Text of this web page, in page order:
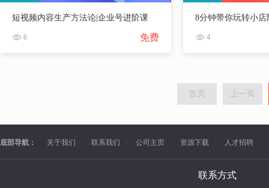
短视频内容生产方法论|企业号进阶课
6 免费
8分钟带你玩转小
4
首页 上一页
底部导航： 关于我们 联系我们 公司主页 资源下载 人才招聘
联系方式